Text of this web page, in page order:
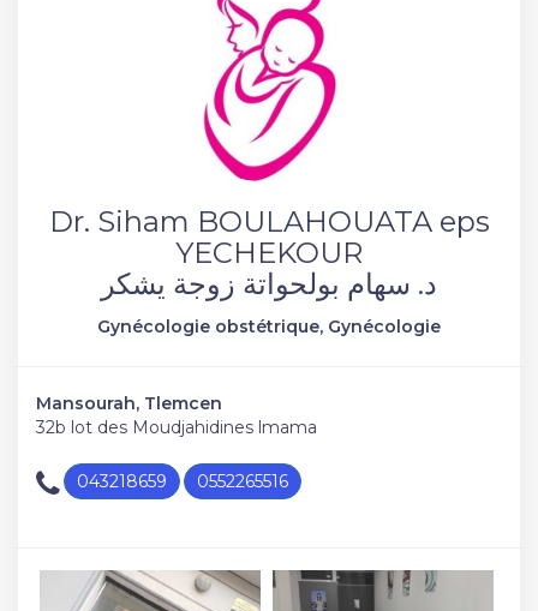
Dr. Siham BOULAHOUATA eps
YECHEKOUR
د. سهام بولحواتة زوجة يشكر
Gynécologie obstétrique, Gynécologie
Mansourah, Tlemcen
32b lot des Moudjahidines lmama
043218659 0552265516